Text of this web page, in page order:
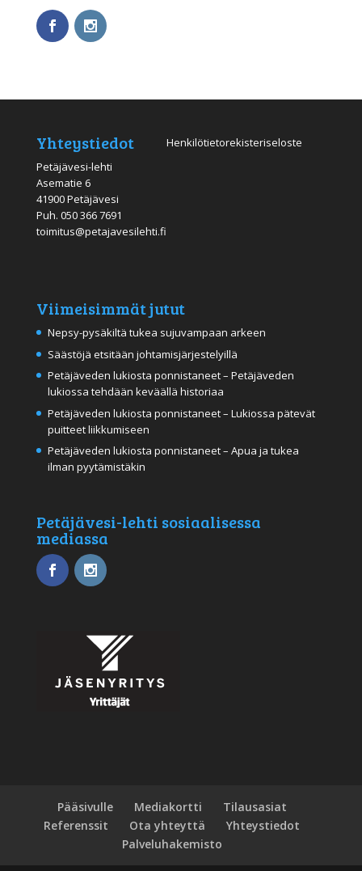
Yhteystiedot
Petäjävesi-lehti
Asematie 6
41900 Petäjävesi
Puh. 050 366 7691
toimitus@petajavesilehti.fi
Henkilötietorekisteriseloste
Viimeisimmät jutut
Nepsy-pysäkiltä tukea sujuvampaan arkeen
Säästöjä etsitään johtamisjärjestelyillä
Petäjäveden lukiosta ponnistaneet – Petäjäveden
lukiossa tehdään keväällä historiaa
Petäjäveden lukiosta ponnistaneet – Lukiossa pätevät
puitteet liikkumiseen
Petäjäveden lukiosta ponnistaneet – Apua ja tukea
ilman pyytämistäkin
Petäjävesi-lehti sosiaalisessa
mediassa
Pääsivulle Mediakortti
Tilausasiat
Referenssit
Ota yhteyttä
Yhteystiedot
Palveluhakemisto